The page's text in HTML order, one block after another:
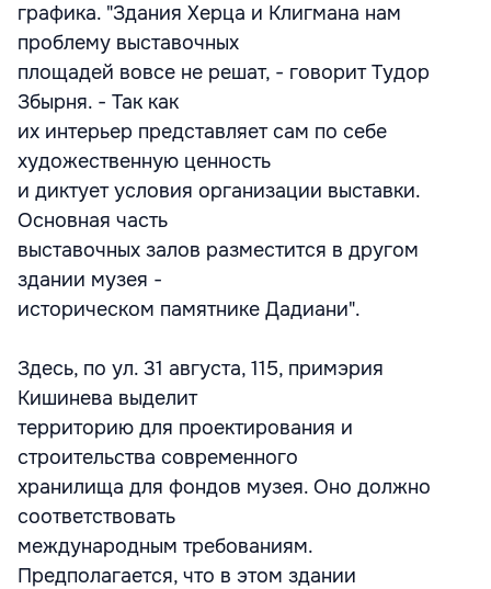
графика. "Здания Херца и Клигмана нам
проблему выставочных
площадей вовсе не решат, - говорит Тудор
Збырня. - Так как
их интерьер представляет сам по себе
художественную ценность
и диктует условия организации выставки.
Основная часть
выставочных залов разместится в другом
здании музея -
историческом памятнике Дадиани".
Здесь, по ул. 31 августа, 115, примэрия
Кишинева выделит
территорию для проектирования и
строительства современного
хранилища для фондов музея. Оно должно
соответствовать
международным требованиям.
Предполагается, что в этом здании